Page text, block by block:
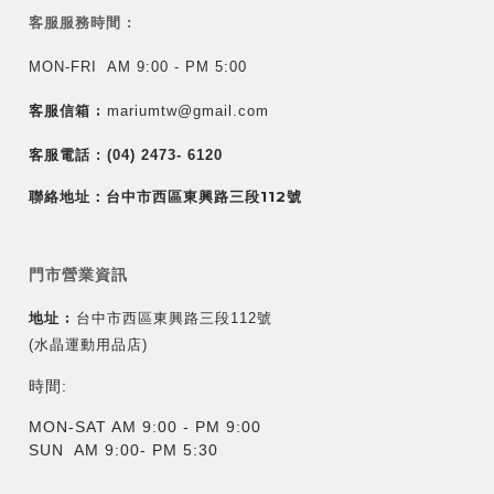
客服服務時間 :
MON-FRI AM 9:00 - PM 5:00
客服信箱 : mariumtw@gmail.com
客服電話 : (04) 2473- 6120
聯絡地址：台中市西區東興路三段112號
門市營業資訊
地址 : 台中市西區東興路三段112號
(水晶運動用品店)
時間:
MON-SAT AM 9:00 - PM 9:00
SUN AM 9:00- PM 5:30